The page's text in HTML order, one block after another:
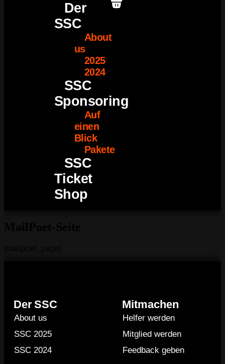
Der
SSC
About
us
2025
2024
SSC
Sponsoring
Auf
einen
Blick
Pakete
SSC
Ticket
Shop
Der SSC
About us
SSC 2025
SSC 2024
Mitmachen
Helfer werden
Mitglied werden
Feedback geben